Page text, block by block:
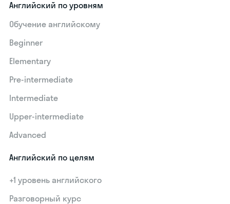
Английский по уровням
Обучение английскому
Beginner
Elementary
Pre-intermediate
Intermediate
Upper-intermediate
Advanced
Английский по целям
+1 уровень английского
Разговорный курс